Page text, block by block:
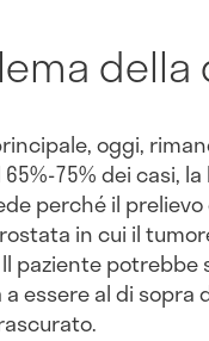
della
oggi,
65%-75% dei casi,
perché il
in cui il
paziente
a essere al di